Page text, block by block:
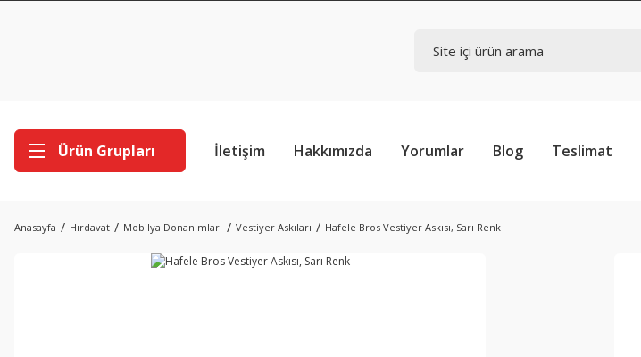
Ürün Grupları İletişim Hakkımızda Yorumlar Blog Teslimat
Anasayfa Hırdavat Mobilya Donanımları Vestiyer Askıları Hafele Bros Vestiyer Askısı, Sarı Renk